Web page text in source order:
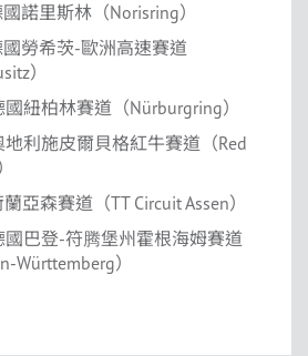
諾里斯林（Norisring）
勞希茨-歐洲高速賽道
）
紐柏林賽道（Nürburgring）
利施皮爾貝格紅牛賽道（Red
亞森賽道（TT Circuit Assen）
巴登-符腾堡州霍根海姆賽道
Württemberg）